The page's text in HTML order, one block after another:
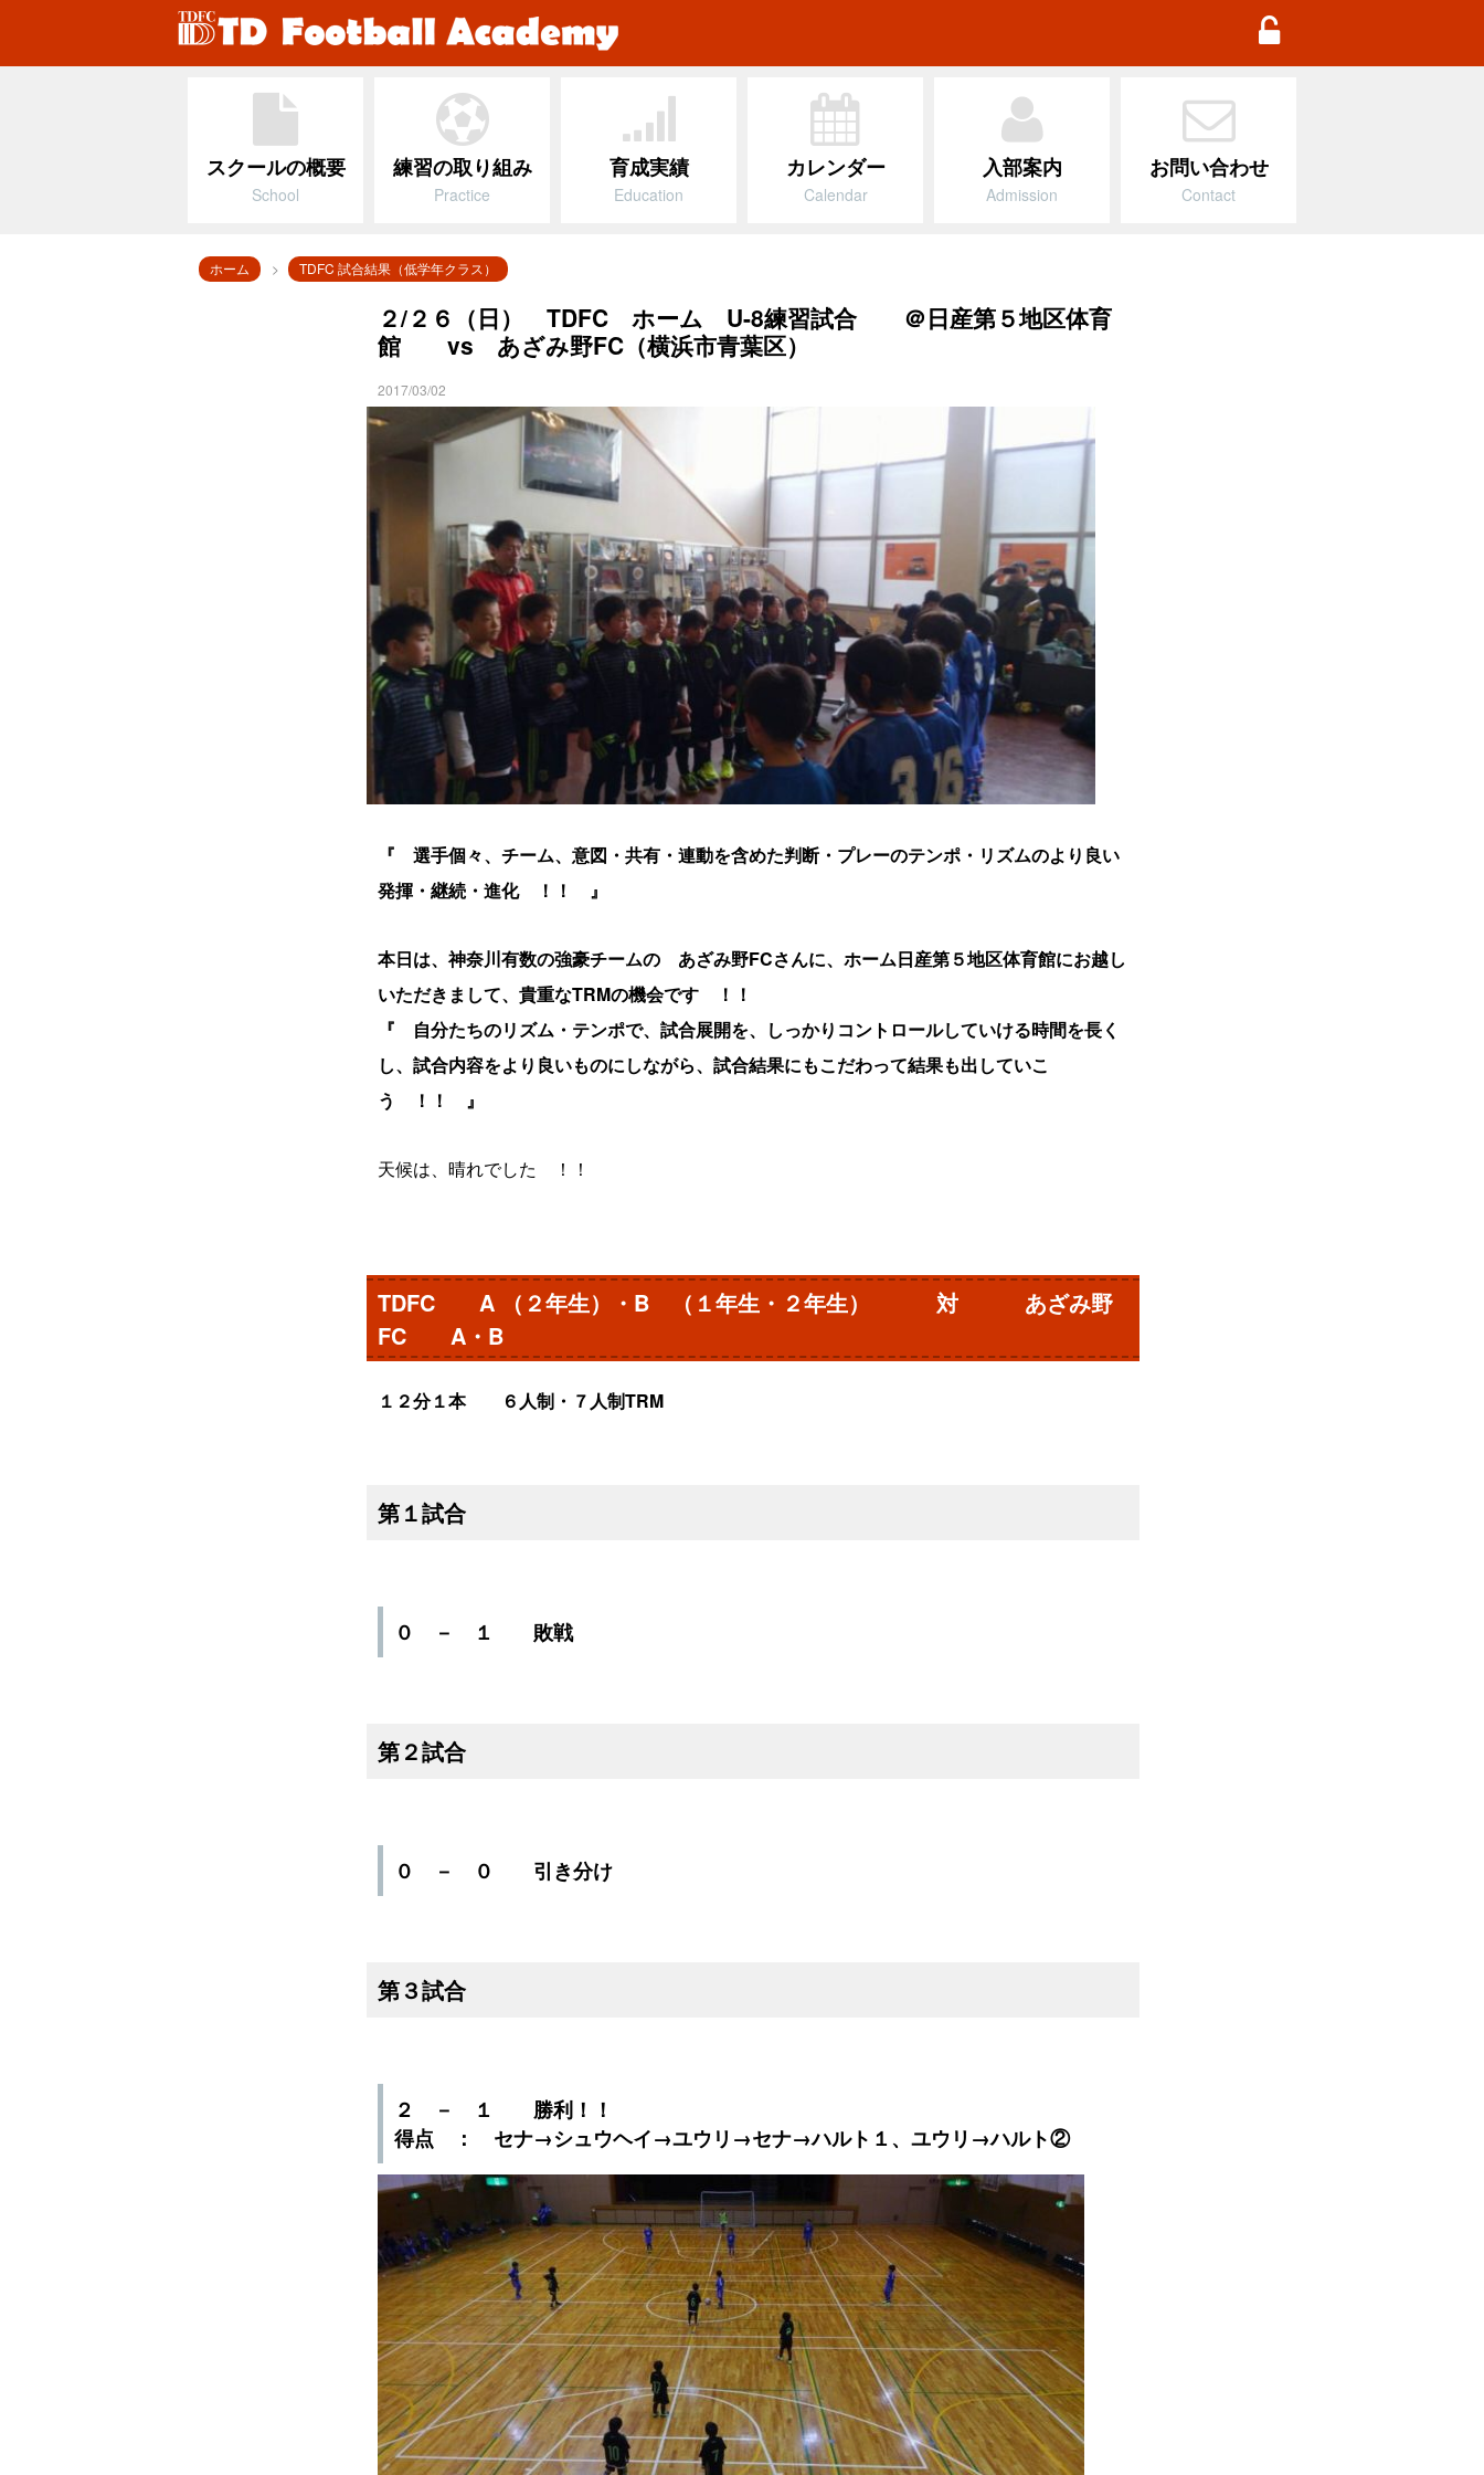
TD Football Academy
スクールの概要
School
練習の取り組み
Practice
育成実績
Education
カレンダー
Calendar
入部案内
Admission
お問い合わせ
Contact
ホーム TDFC 試合結果（低学年クラス）
２/２６（日） TDFC ホーム U-8練習試合 ＠日産第５地区体育
館 vs あざみ野FC（横浜市青葉区）
2017/03/02
『 選手個々、チーム、意図・共有・連動を含めた判断・プレーのテンポ・リズムのより良い
発揮・継続・進化 ！！ 』
本日は、神奈川有数の強豪チームの あざみ野FCさんに、ホーム日産第５地区体育館にお越し
いただきまして、貴重なTRMの機会です ！！
『 自分たちのリズム・テンポで、試合展開を、しっかりコントロールしていける時間を長く
し、試合内容をより良いものにしながら、試合結果にもこだわって結果も出していこ
う ！！ 』
天候は、晴れでした ！！
TDFC A （２年生）・B （１年生・２年生） 対 あざみ野
FC A・B
１２分１本 ６人制・７人制TRM
第１試合
０ － １ 敗戦
第２試合
０ － ０ 引き分け
第３試合
２ － １ 勝利！！
得点 ： セナ→シュウヘイ→ユウリ→セナ→ハルト１、ユウリ→ハルト②